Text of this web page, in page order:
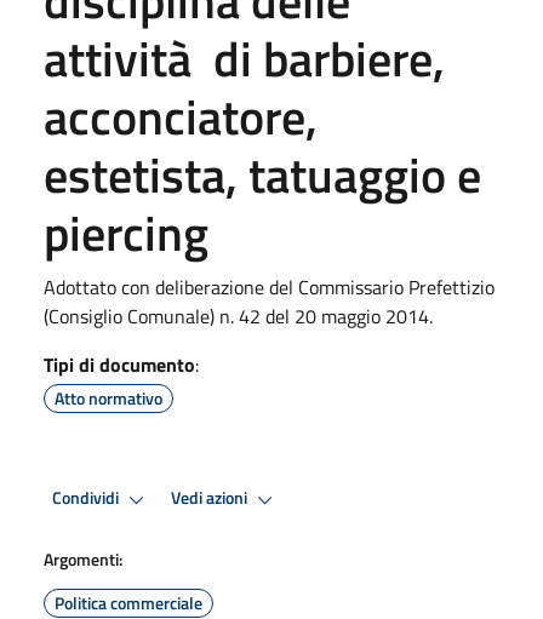
attività di barbiere,
acconciatore,
estetista, tatuaggio e
piercing
Adottato con deliberazione del Commissario Prefettizio
(Consiglio Comunale) n. 42 del 20 maggio 2014.
Tipi di documento:
Atto normativo
Condividi Vedi azioni
Argomenti:
Politica commerciale